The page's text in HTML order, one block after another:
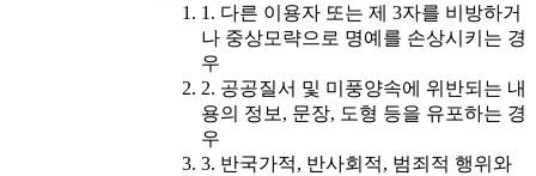
1. 다른 이용자 또는 제 3자를 비방하거
나 중상모략으로 명예를 손상시키는 경
우
2. 공공질서 및 미풍양속에 위반되는 내
용의 정보, 문장, 도형 등을 유포하는 경
우
3. 반국가적, 반사회적, 범죄적 행위와